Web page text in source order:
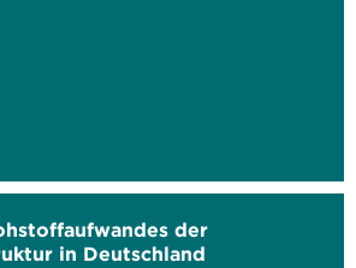
der
in Deutschland